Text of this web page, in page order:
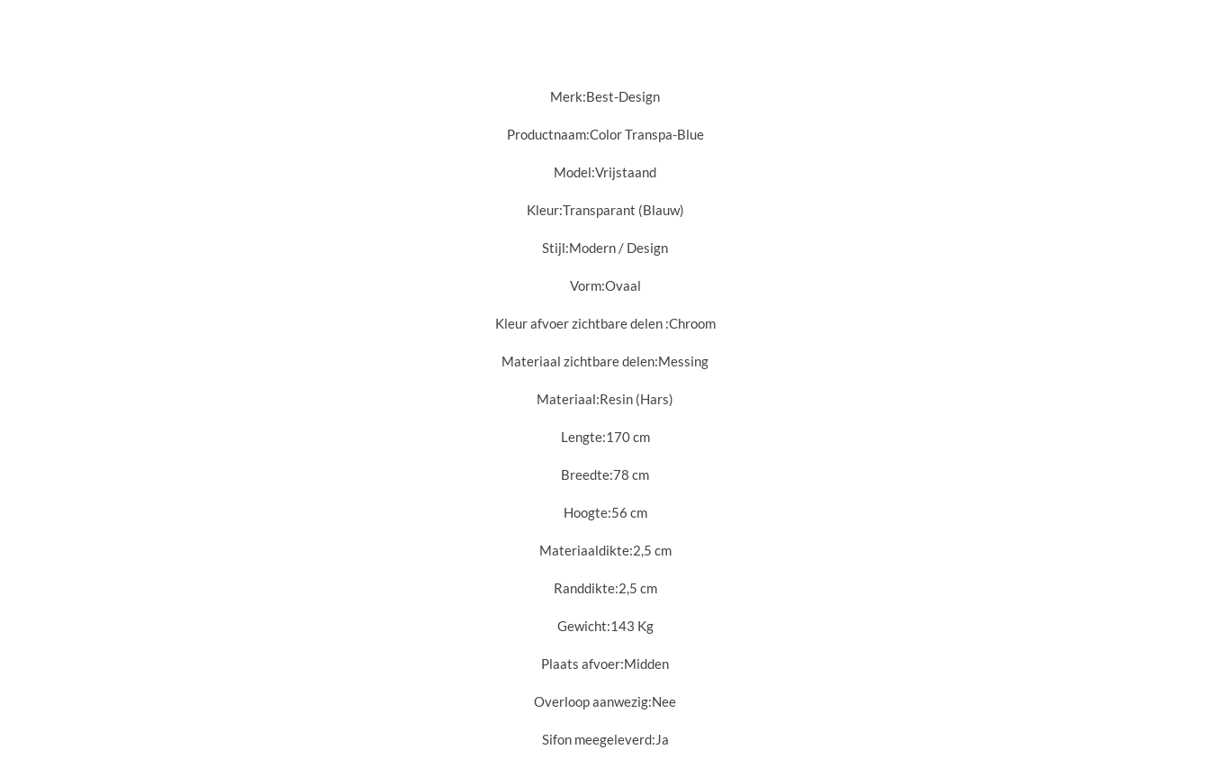
Merk:Best-Design
Productnaam:Color Transpa-Blue
Model:Vrijstaand
Kleur:Transparant (Blauw)
Stijl:Modern / Design
Vorm:Ovaal
Kleur afvoer zichtbare delen :Chroom
Materiaal zichtbare delen:Messing
Materiaal:Resin (Hars)
Lengte:170 cm
Breedte:78 cm
Hoogte:56 cm
Materiaaldikte:2,5 cm
Randdikte:2,5 cm
Gewicht:143 Kg
Plaats afvoer:Midden
Overloop aanwezig:Nee
Sifon meegeleverd:Ja